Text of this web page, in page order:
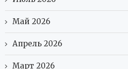
Май 2026
Апрель 2026
Март 2026